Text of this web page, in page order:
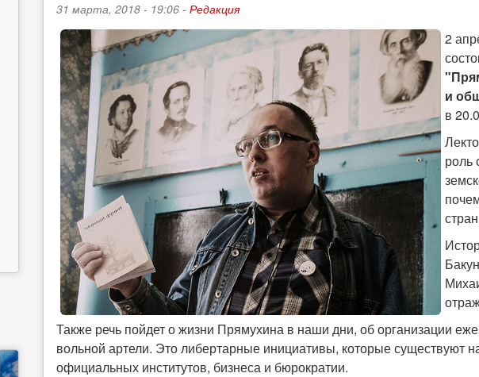
31 марта, 2018 - 19:06 - Редакция
2
и
в
роль
Также речь пойдет о жизни Прямухина в наши дни, об организации
вольной артели. Это либертарные инициативы, которые существуют
официальных институтов, бизнеса и бюрократии.